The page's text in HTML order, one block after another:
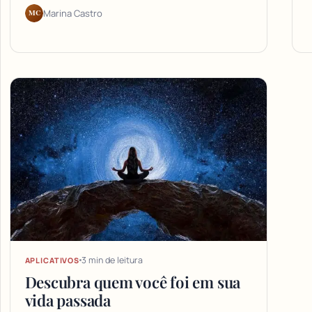
MC Marina Castro
APLICATIVOS 3 min de leitura
Descubra quem você foi em sua
vida passada